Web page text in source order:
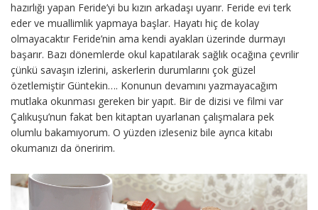
hazırlığı yapan Feride’yi bu kızın arkadaşı uyarır. Feride evi terk
eder ve muallimlik yapmaya başlar. Hayatı hiç de kolay
olmayacaktır Feride’nin ama kendi ayakları üzerinde durmayı
başarır. Bazı dönemlerde okul kapatılarak sağlık ocağına çevrilir
çünkü savaşın izlerini, askerlerin durumlarını çok güzel
özetlemiştir Güntekin…. Konunun devamını yazmayacağım
mutlaka okunması gereken bir yapıt. Bir de dizisi ve filmi var
Çalıkuşu’nun fakat ben kitaptan uyarlanan çalışmalara pek
olumlu bakamıyorum. O yüzden izleseniz bile ayrıca kitabı
okumanızı da öneririm.